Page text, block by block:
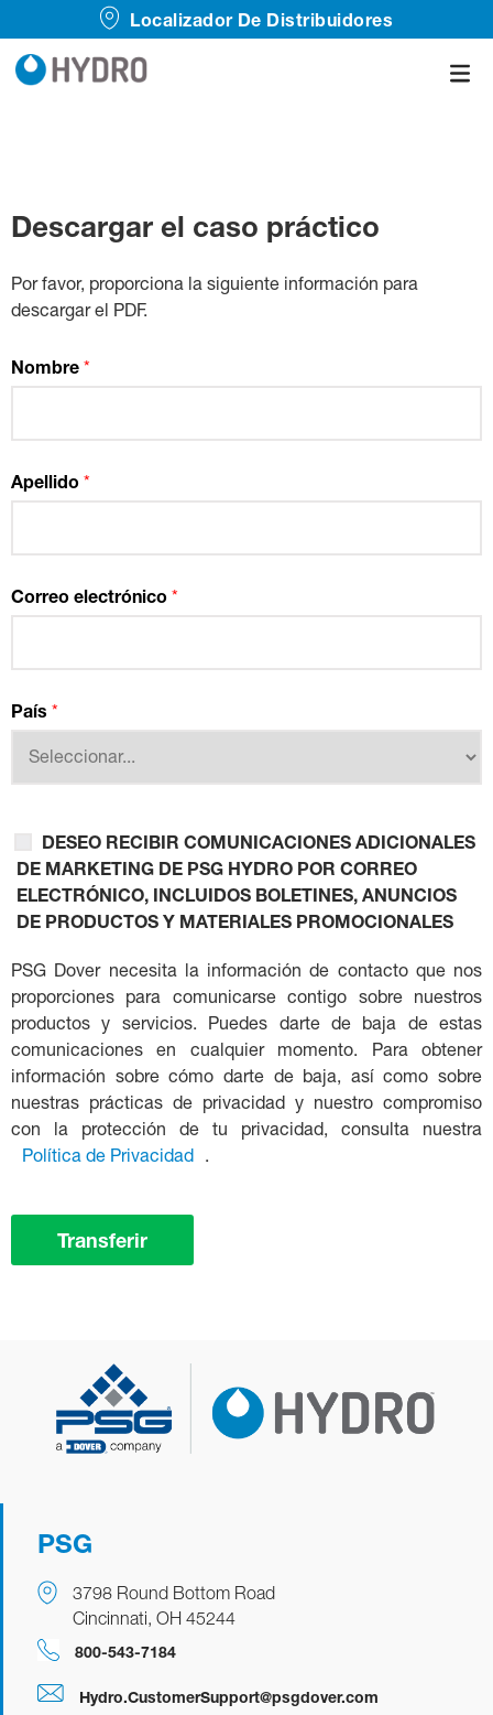
Localizador De Distribuidores
Descargar el caso práctico
Por favor, proporciona la siguiente información para
descargar el PDF.
Nombre *
Apellido *
Correo electrónico *
País *
DESEO RECIBIR COMUNICACIONES ADICIONALES
DE MARKETING DE PSG HYDRO POR CORREO
ELECTRÓNICO, INCLUIDOS BOLETINES, ANUNCIOS
DE PRODUCTOS Y MATERIALES PROMOCIONALES
PSG Dover necesita la información de contacto que nos
proporciones para comunicarse contigo sobre nuestros
productos y servicios. Puedes darte de baja de estas
comunicaciones en cualquier momento. Para obtener
información sobre cómo darte de baja, así como sobre
nuestras prácticas de privacidad y nuestro compromiso
con la protección de tu privacidad, consulta nuestra
Política de Privacidad
.
Transferir
PSG
3798 Round Bottom Road
Cincinnati, OH 45244
800-543-7184
Hydro.CustomerSupport@psgdover.com